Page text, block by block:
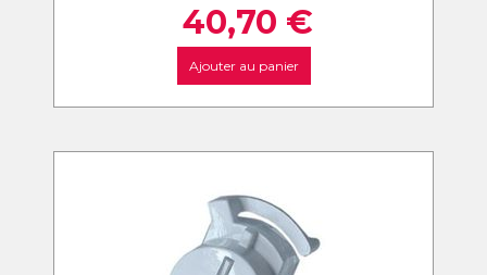
40,70 €
Ajouter au panier